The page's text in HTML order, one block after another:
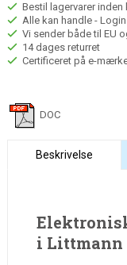
Bestil lagervarer
Alle kan handle -
Vi sender både til EU
14 dages returret
Certificeret på e-
DOC
Beskrivelse
i Littmann